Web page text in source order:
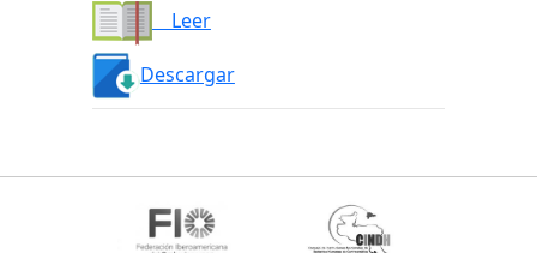
Leer
Descargar